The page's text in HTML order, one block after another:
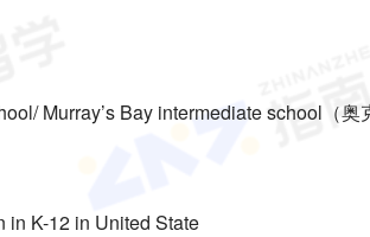
Murray’s Bay intermediate school（奥
in K-12 in United State